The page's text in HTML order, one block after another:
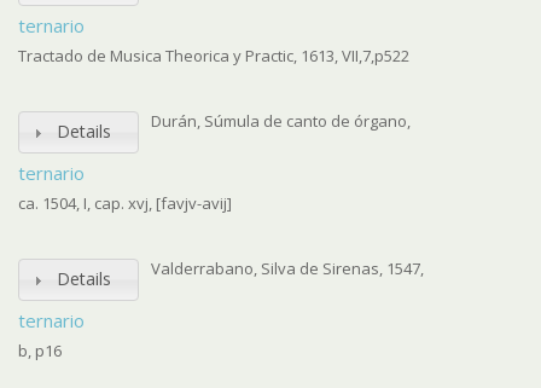
ternario
Tractado de Musica Theorica y Practic, 1613, VII,7,p522
Details
ternario
Durán, Súmula de canto de órgano,
ca. 1504, I, cap. xvj, [favjv-avij]
Details
ternario
Valderrabano, Silva de Sirenas, 1547,
b, p16